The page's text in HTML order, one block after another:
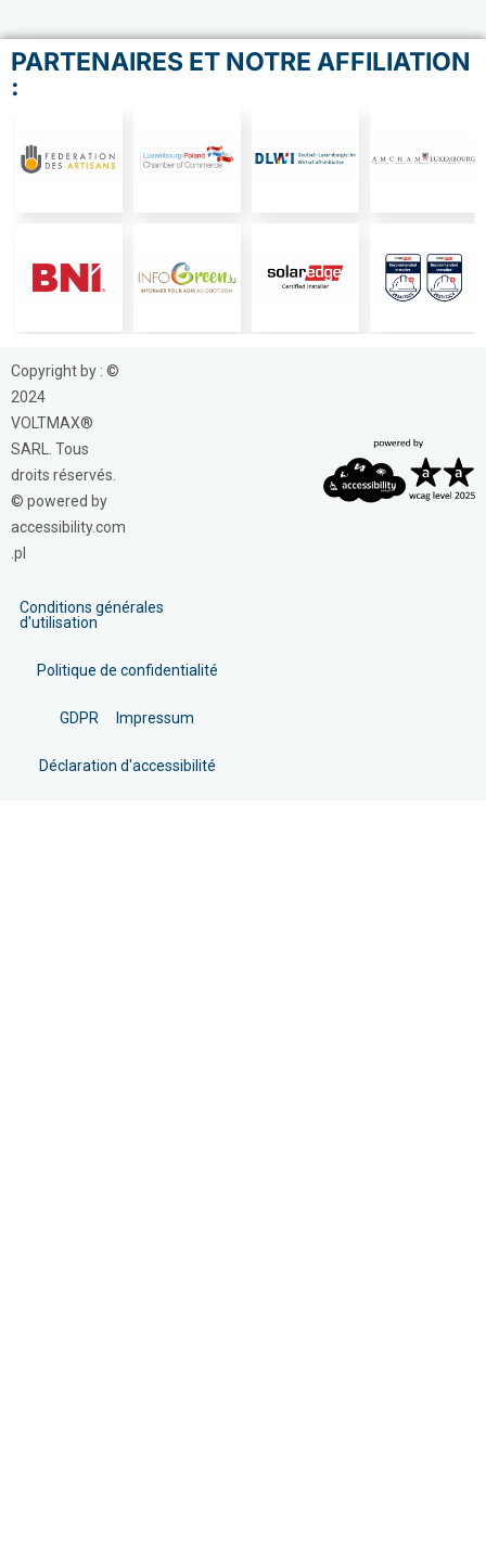
PARTENAIRES ET NOTRE AFFILIATION
:
Copyright by : ©
2024
VOLTMAX®
SARL. Tous
droits réservés.
© powered by
accessibility.com
.pl
Conditions générales
d'utilisation
Politique de confidentialité
GDPR Impressum
Déclaration d'accessibilité